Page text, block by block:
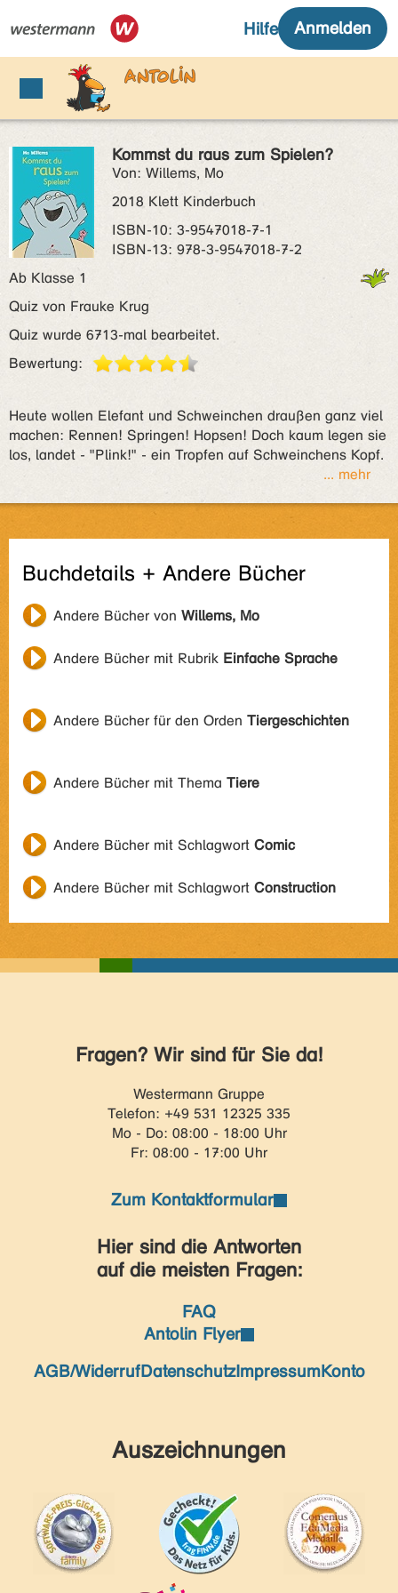
Kommst du raus zum Spielen?
Von: Willems, Mo
2018 Klett Kinderbuch
ISBN‑10: 3-9547018-7-1
ISBN‑13: 978-3-9547018-7-2
Ab Klasse 1
Quiz von Frauke Krug
Quiz wurde 6713-mal bearbeitet.
Bewertung:
Heute wollen Elefant und Schweinchen draußen ganz viel
machen: Rennen! Springen! Hopsen! Doch kaum legen sie
los, landet - "Plink!" - ein Tropfen auf Schweinchens Kopf.
... mehr
Buchdetails + Andere Bücher
Andere Bücher von Willems, Mo
Andere Bücher mit Rubrik Einfache Sprache
Andere Bücher für den Orden Tiergeschichten
Andere Bücher mit Thema Tiere
Andere Bücher mit Schlagwort Comic
Andere Bücher mit Schlagwort Construction